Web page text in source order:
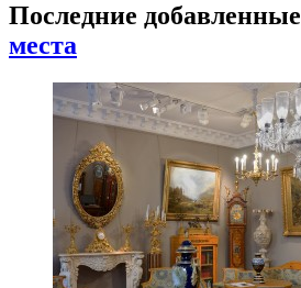
Последние добавленные
места